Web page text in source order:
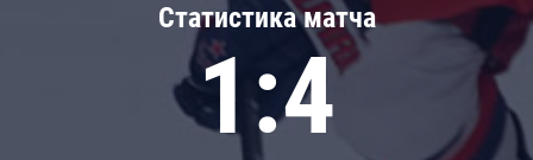
Статистика матча
1:4